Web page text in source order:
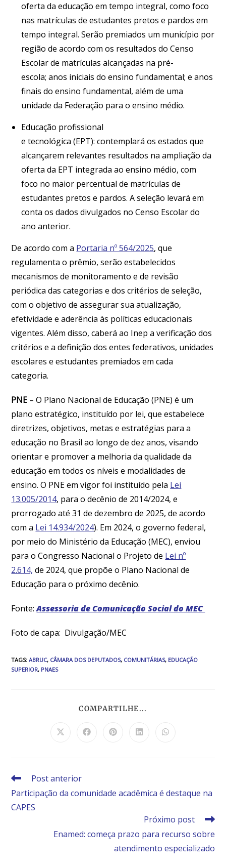
oferta da educação em tempo integral, como foco
nas matrículas de estudantes pretos e pardos em
tempo integral. Serão premiados um município por
região de acordo com os resultados do Censo
Escolar de matrículas alcançadas na pré-
escola; anos iniciais do ensino fundamental; e anos
finais do ensino fundamental, além de uma
unidade da Federação para o ensino médio.
Educação profissional
e tecnológica (EPT): contemplará os estados que
alcançarem relevantes resultados na ampliação da
oferta da EPT integrada ao ensino médio, com
foco no maior percentual de matrículas de
estudantes pretos e pardos. A seleção levará em
conta os dados divulgados no Censo Escolar do
ano anterior.
De acordo com a Portaria nº 564/2025, que
regulamenta o prêmio, serão estabelecidos
mecanismos de monitoramento e de revisão
periódica das categorias e dos critérios de seleção,
com o objetivo de assegurar sua atualização,
efetividade e aderência às políticas educacionais
vigentes. Além disso, caberá ao Inep a verificação dos
critérios e a definição dos entes federativos, unidades
escolares e estudantes premiados em cada
categoria.
PNE – O Plano Nacional de Educação (PNE) é um
plano estratégico, instituído por lei, que estabelece
diretrizes, objetivos, metas e estratégias para a
educação no Brasil ao longo de dez anos, visando
orientar e promover a melhoria da qualidade da
educação em todos os níveis e modalidades de
ensino. O PNE em vigor foi instituído pela Lei
13.005/2014, para o decênio de 2014/2024, e
prorrogado até 31 de dezembro de 2025, de acordo
com a Lei 14.934/2024). Em 2024, o governo federal,
por meio do Ministério da Educação (MEC), enviou
para o Congresso Nacional o Projeto de Lei nº
2.614, de 2024, que propõe o Plano Nacional de
Educação para o próximo decênio.
Fonte:Assessoria de Comunicação Social do MEC
Foto de capa: Divulgação/MEC
TAGS:ABRUC, CÂMARA DOS DEPUTADOS, COMUNITÁRIAS, EDUCAÇÃO
SUPERIOR, PNAES
COMPARTILHE...
Post anterior
Participação da comunidade acadêmica é destaque na
CAPES
Próximo post
Enamed: começa prazo para recurso sobre
atendimento especializado